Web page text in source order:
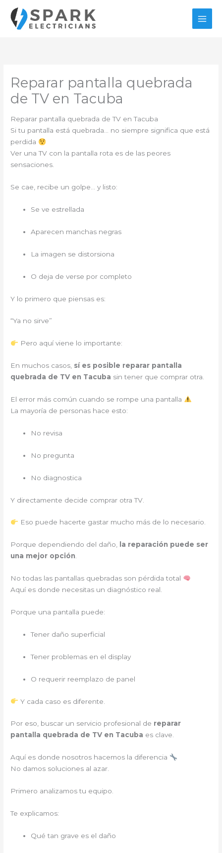
contenido
Reparar pantalla quebrada
de TV en Tacuba
Reparar pantalla quebrada de TV en Tacuba
Si tu pantalla está quebrada… no siempre significa que está
perdida
Ver una TV con la pantalla rota es de las peores
sensaciones.
Se cae, recibe un golpe… y listo:
Se ve estrellada
Aparecen manchas negras
La imagen se distorsiona
O deja de verse por completo
Y lo primero que piensas es:
“Ya no sirve”
Pero aquí viene lo importante:
En muchos casos, sí es posible reparar pantalla
quebrada de TV en Tacuba sin tener que comprar otra.
El error más común cuando se rompe una pantalla
La mayoría de personas hace esto:
No revisa
No pregunta
No diagnostica
Y directamente decide comprar otra TV.
Eso puede hacerte gastar mucho más de lo necesario.
Porque dependiendo del daño, la reparación puede ser
una mejor opción.
No todas las pantallas quebradas son pérdida total
Aquí es donde necesitas un diagnóstico real.
Porque una pantalla puede:
Tener daño superficial
Tener problemas en el display
O requerir reemplazo de panel
Y cada caso es diferente.
Por eso, buscar un servicio profesional de reparar
pantalla quebrada de TV en Tacuba es clave.
Aquí es donde nosotros hacemos la diferencia
No damos soluciones al azar.
Primero analizamos tu equipo.
Te explicamos:
Qué tan grave es el daño